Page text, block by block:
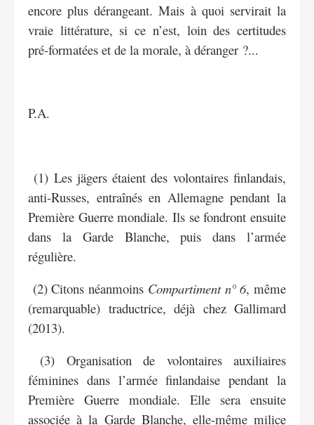
encore plus dérangeant. Mais à quoi servirait la
vraie littérature, si ce n’est, loin des certitudes
pré-formatées et de la morale, à déranger ?...
P.A.
(1) Les jägers étaient des volontaires finlandais,
anti-Russes, entraînés en Allemagne pendant la
Première Guerre mondiale. Ils se fondront ensuite
dans la Garde Blanche, puis dans l’armée
régulière.
(2) Citons néanmoins Compartiment n° 6, même
(remarquable) traductrice, déjà chez Gallimard
(2013).
(3) Organisation de volontaires auxiliaires
féminines dans l’armée finlandaise pendant la
Première Guerre mondiale. Elle sera ensuite
associée à la Garde Blanche, elle-même milice